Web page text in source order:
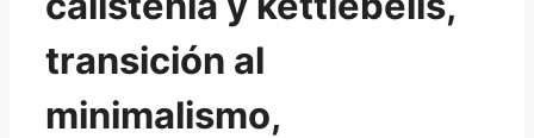
transición al
minimalismo,